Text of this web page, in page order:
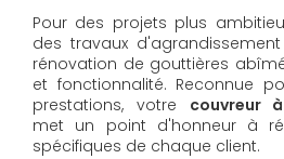
Pour des projets plus
des travaux
rénovation de gouttières
et fonctionnalité. Reconnue
prestations, votre couvreur
met un point d'honneur à
spécifiques de chaque client.